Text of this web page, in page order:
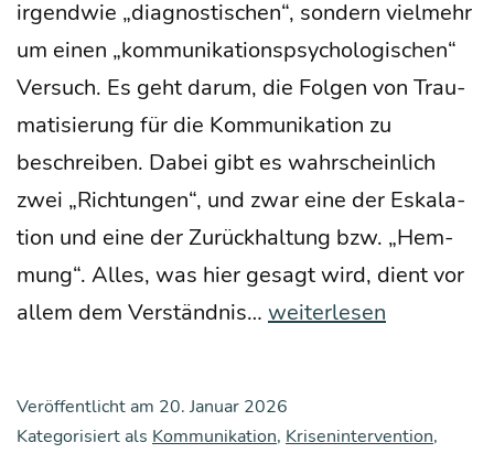
irgend­wie „dia­gnos­ti­schen“, son­dern viel­mehr
um einen „kom­mu­ni­ka­ti­ons­psy­cho­lo­gi­schen“
Ver­such. Es geht dar­um, die Fol­gen von Trau­
ma­ti­sie­rung für die Kom­mu­ni­ka­ti­on zu
beschrei­ben. Dabei gibt es wahr­schein­lich
zwei „Rich­tun­gen“, und zwar eine der Eska­la­
ti­on und eine der Zurück­hal­tung bzw. „Hem­
mung“. Alles, was hier gesagt wird, dient vor
allem dem Ver­ständ­nis… Über
gen
weiterlesen
Veröffentlicht am 20. Januar 2026
Kategorisiert als Kommunikation, Krisenintervention,